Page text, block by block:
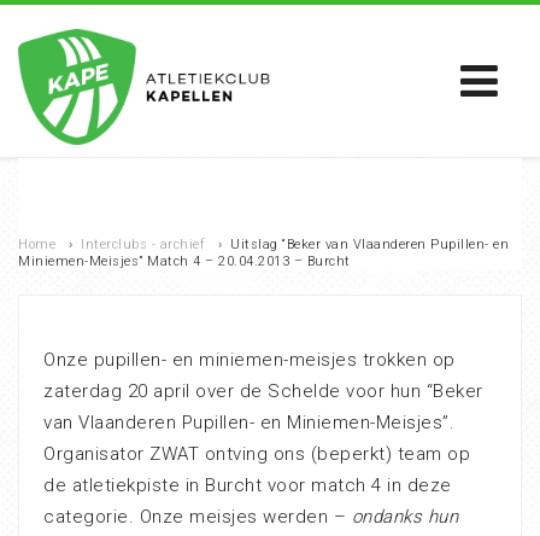
Home › Interclubs - archief › Uitslag “Beker van Vlaanderen Pupillen- en
Miniemen-Meisjes” Match 4 – 20.04.2013 – Burcht
Onze pupillen- en miniemen-meisjes trokken op
zaterdag 20 april over de Schelde voor hun “Beker
van Vlaanderen Pupillen- en Miniemen-Meisjes”.
Organisator ZWAT ontving ons (beperkt) team op
de atletiekpiste in Burcht voor match 4 in deze
categorie. Onze meisjes werden – ondanks hun